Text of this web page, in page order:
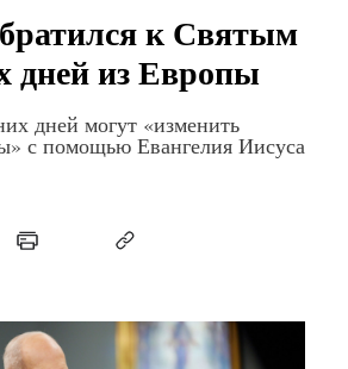
к Святым
дней из Европы
дней могут «изменить
с помощью Евангелия Иисуса